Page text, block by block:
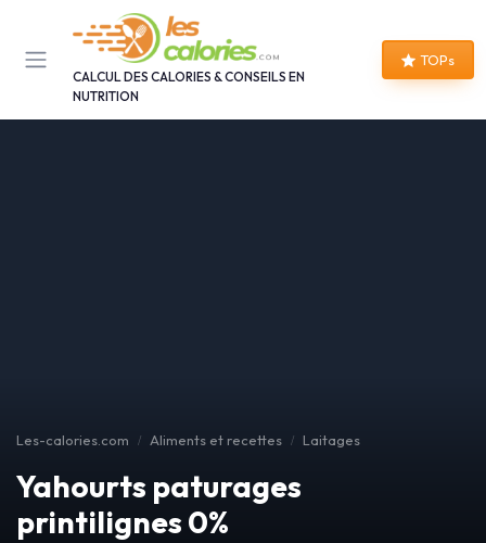
CALCUL DES CALORIES & CONSEILS EN
NUTRITION
TOPs
Les-calories.com Aliments et recettes Laitages
Yahourts paturages
printilignes 0%
Panneau de gestion des cookies